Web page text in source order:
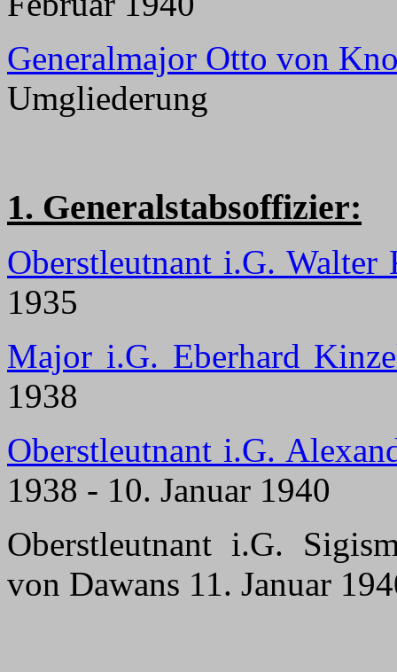
Generalmajor Otto von
Umgliederung
1. Generalstabsoffizier:
Oberstleutnant i.G. Walter
1935
Major i.G. Eberhard
1938
Oberstleutnant i.G.
1938 - 10. Januar 1940
Oberstleutnant i.G.
von Dawans 11. Januar